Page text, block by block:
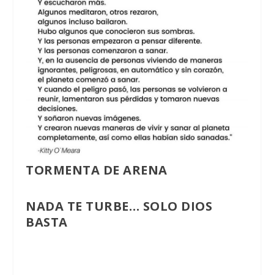
TORMENTA DE ARENA
NADA TE TURBE… SOLO DIOS
BASTA